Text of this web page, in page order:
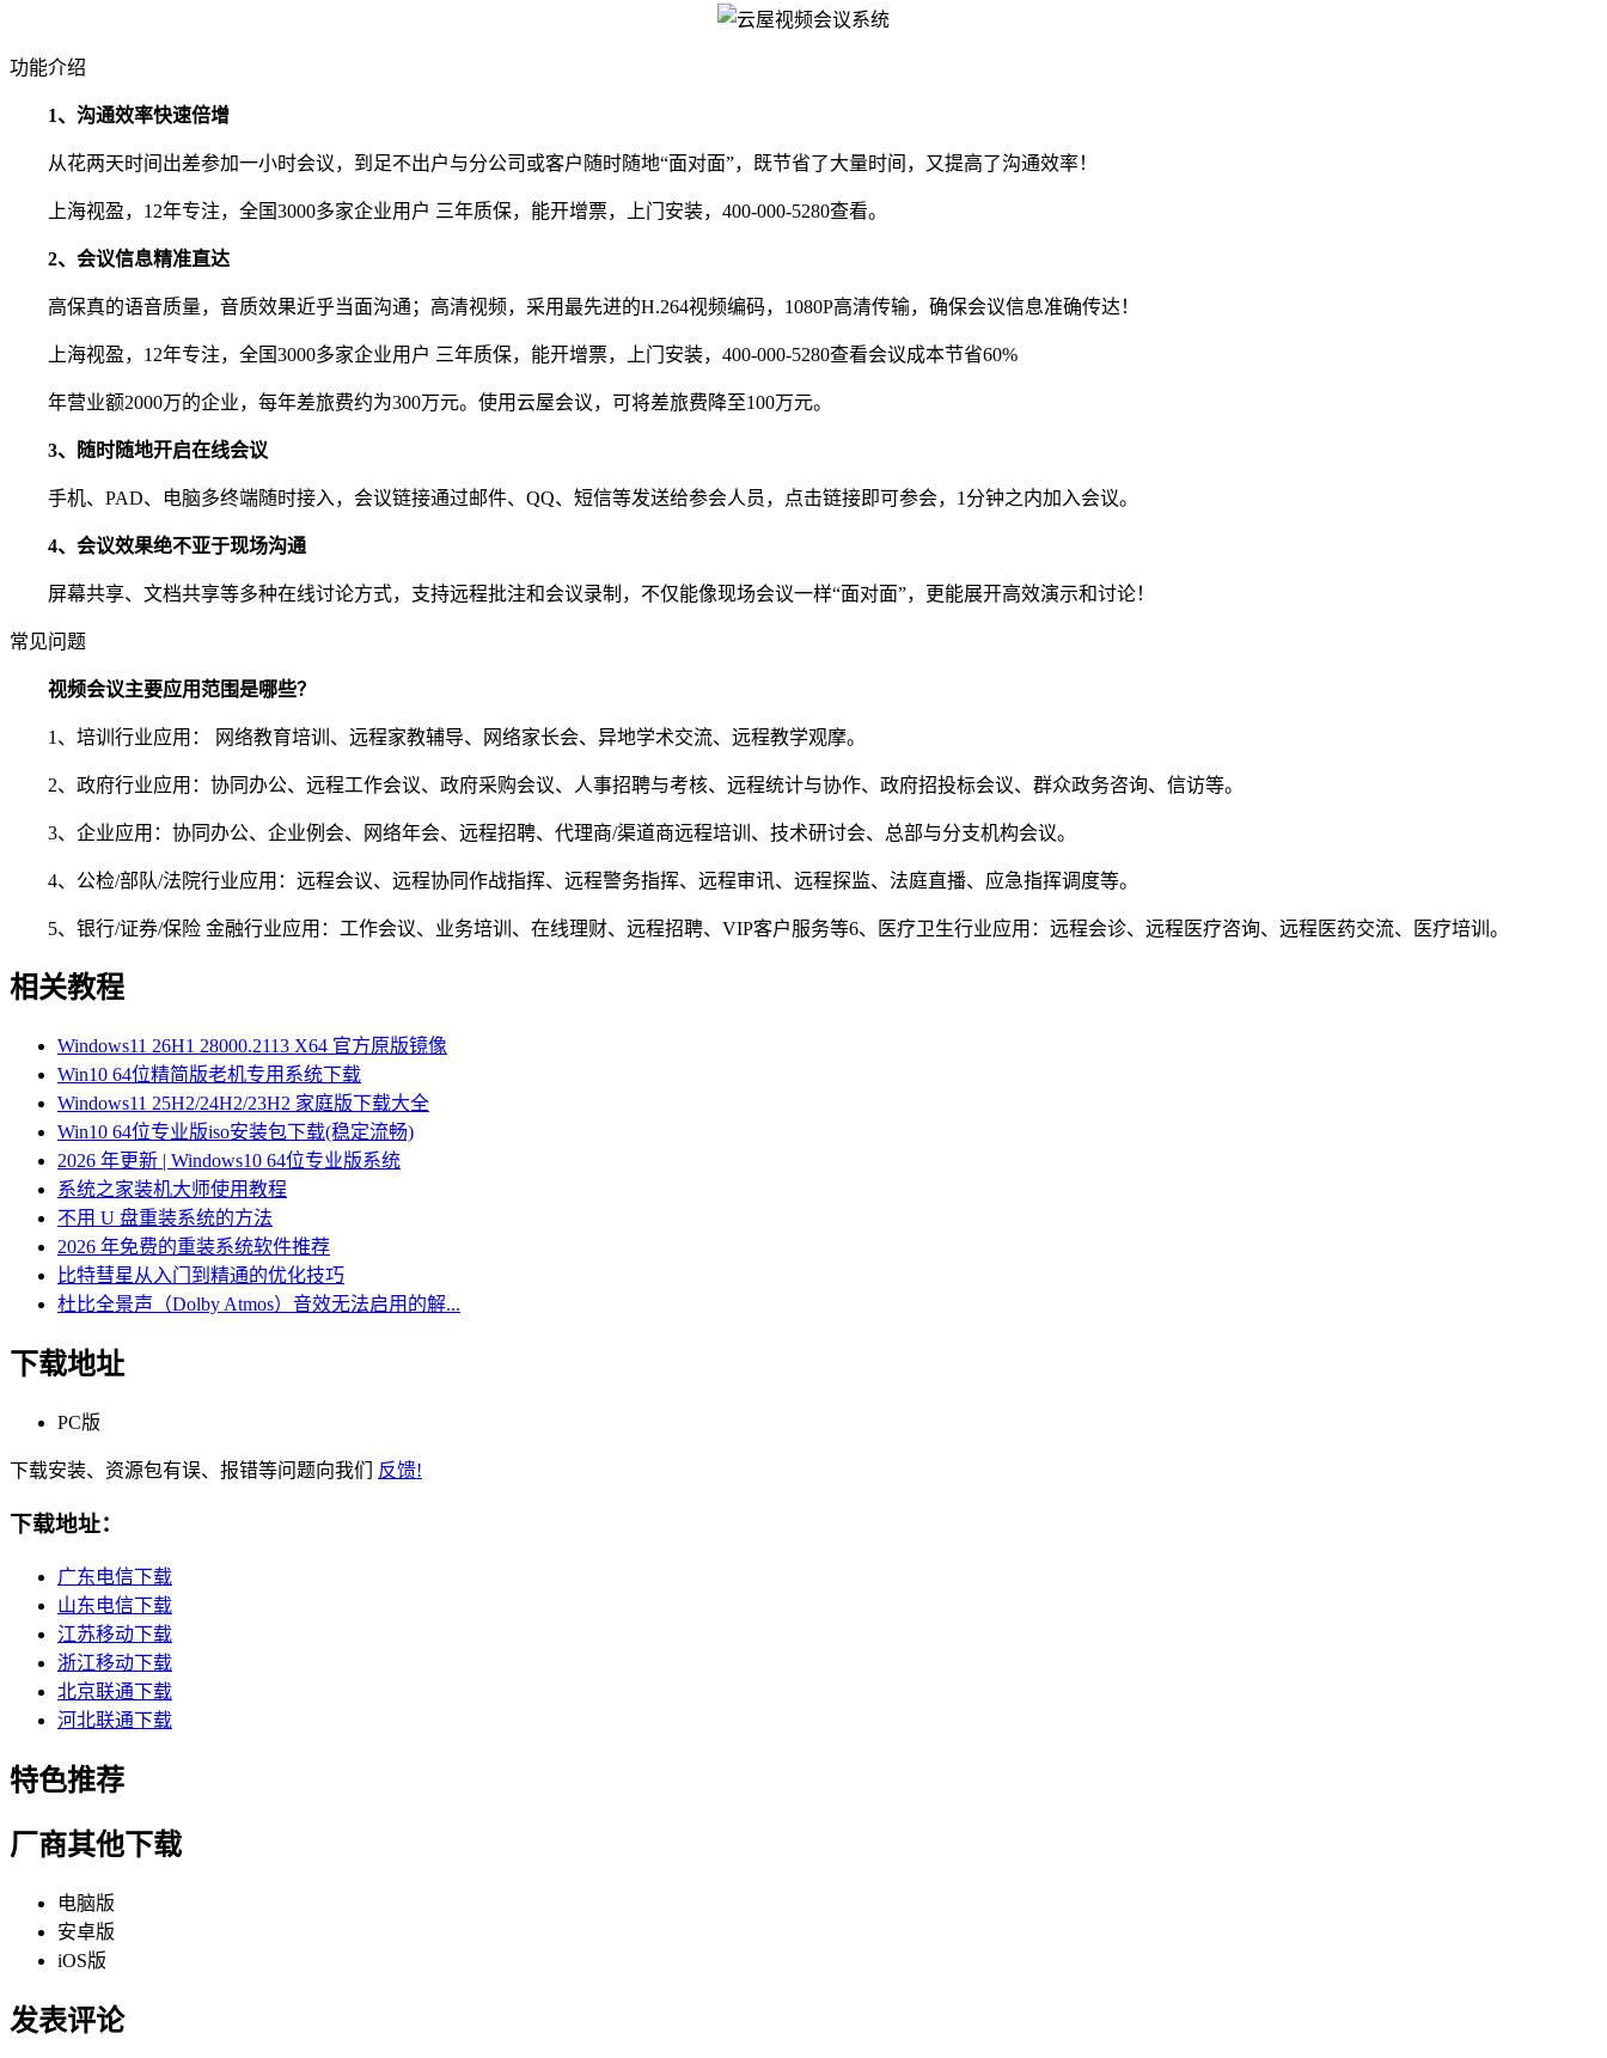
功能介绍
1、沟通效率快速倍增
从花两天时间出差参加一小时会议，到足不出户与分公司或客户随时随地“面对面”，既节省了大量时间，又提高了沟通效率！
上海视盈，12年专注，全国3000多家企业用户 三年质保，能开增票，上门安装，400-000-5280查看。
2、会议信息精准直达
高保真的语音质量，音质效果近乎当面沟通；高清视频，采用最先进的H.264视频编码，1080P高清传输，确保会议信息准确传达！
上海视盈，12年专注，全国3000多家企业用户 三年质保，能开增票，上门安装，400-000-5280查看会议成本节省60%
年营业额2000万的企业，每年差旅费约为300万元。使用云屋会议，可将差旅费降至100万元。
3、随时随地开启在线会议
手机、PAD、电脑多终端随时接入，会议链接通过邮件、QQ、短信等发送给参会人员，点击链接即可参会，1分钟之内加入会议。
4、会议效果绝不亚于现场沟通
屏幕共享、文档共享等多种在线讨论方式，支持远程批注和会议录制，不仅能像现场会议一样“面对面”，更能展开高效演示和讨论！
常见问题
视频会议主要应用范围是哪些？
1、培训行业应用： 网络教育培训、远程家教辅导、网络家长会、异地学术交流、远程教学观摩。
2、政府行业应用：协同办公、远程工作会议、政府采购会议、人事招聘与考核、远程统计与协作、政府招投标会议、群众政务咨询、信访等。
3、企业应用：协同办公、企业例会、网络年会、远程招聘、代理商/渠道商远程培训、技术研讨会、总部与分支机构会议。
4、公检/部队/法院行业应用：远程会议、远程协同作战指挥、远程警务指挥、远程审讯、远程探监、法庭直播、应急指挥调度等。
5、银行/证券/保险 金融行业应用：工作会议、业务培训、在线理财、远程招聘、VIP客户服务等6、医疗卫生行业应用：远程会诊、远程医疗咨询、远程医药交流、医疗培训。
相关教程
Windows11 26H1 28000.2113 X64 官方原版镜像
Win10 64位精简版老机专用系统下载
Windows11 25H2/24H2/23H2 家庭版下载大全
Win10 64位专业版iso安装包下载(稳定流畅)
2026 年更新 | Windows10 64位专业版系统
系统之家装机大师使用教程
不用 U 盘重装系统的方法
2026 年免费的重装系统软件推荐
比特彗星从入门到精通的优化技巧
杜比全景声（Dolby Atmos）音效无法启用的解...
下载地址
PC版
下载安装、资源包有误、报错等问题向我们 反馈!
下载地址：
广东电信下载
山东电信下载
江苏移动下载
浙江移动下载
北京联通下载
河北联通下载
特色推荐
厂商其他下载
电脑版
安卓版
iOS版
发表评论